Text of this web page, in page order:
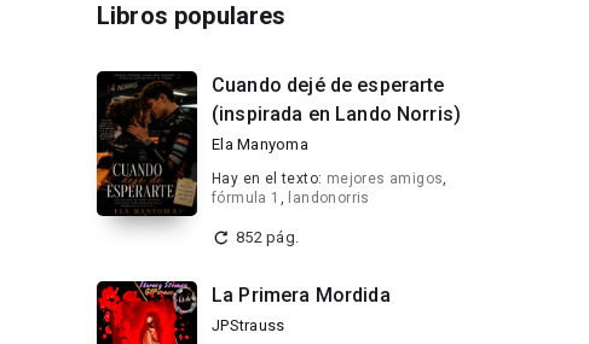
Libros populares
Cuando dejé de esperarte
(inspirada en Lando Norris)
Ela Manyoma
Hay en el texto: mejores amigos,
fórmula 1 , landonorris
852 pág.
La Primera Mordida
JPStrauss